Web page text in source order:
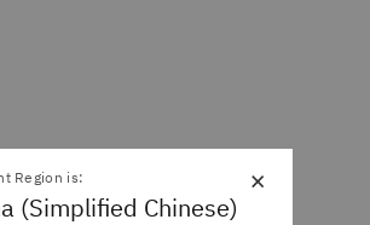
×
Region is:
(Simplified Chinese)